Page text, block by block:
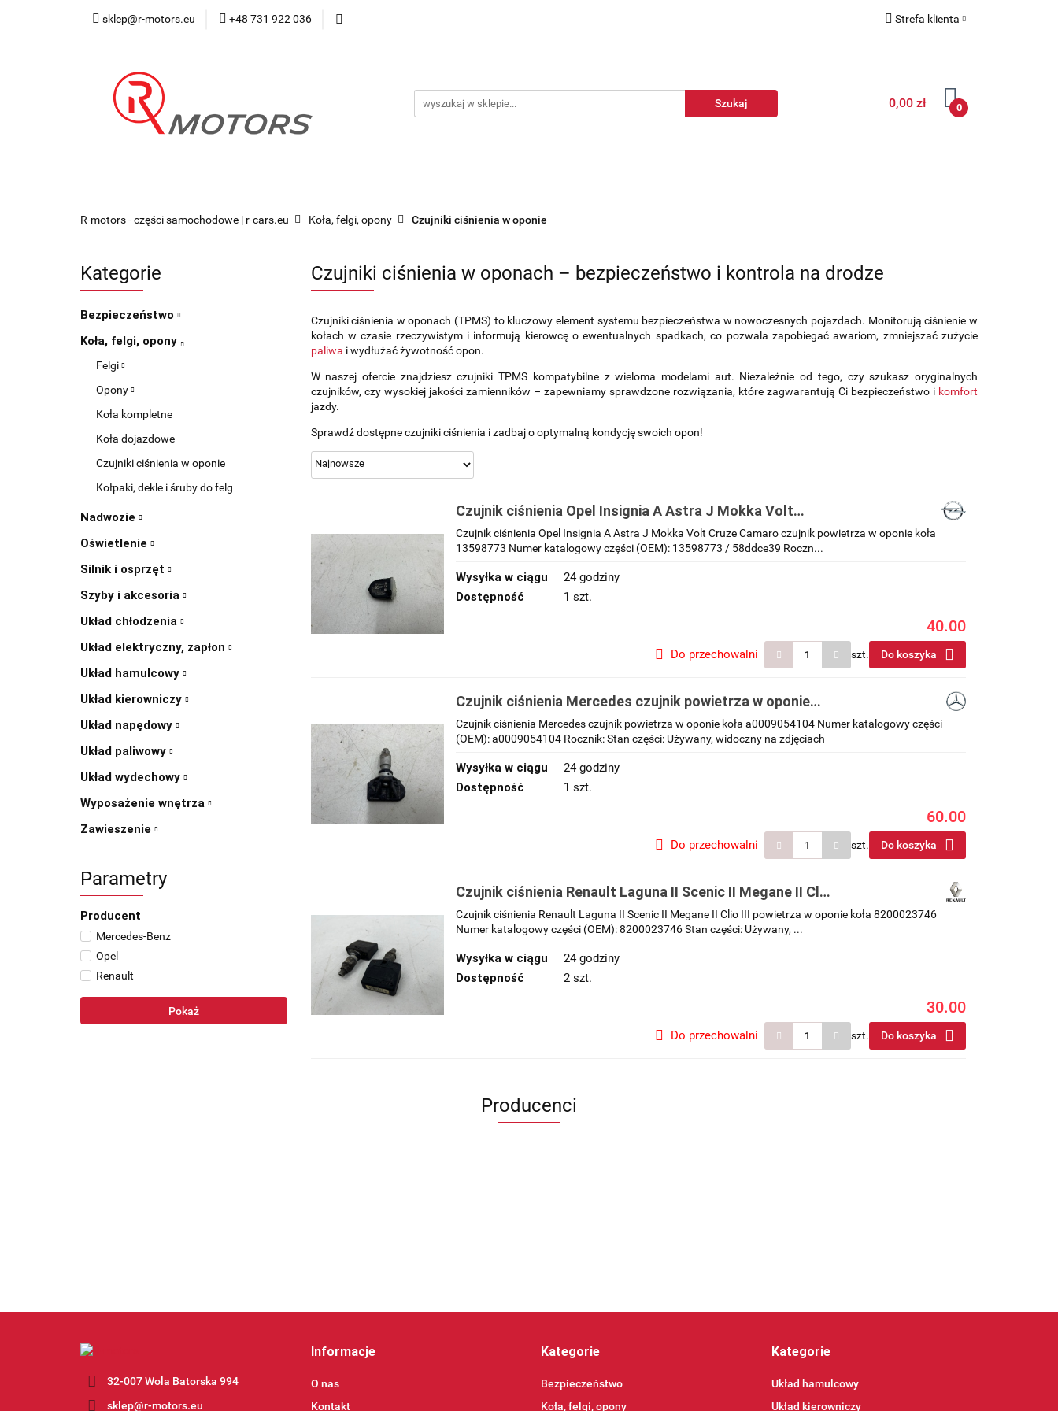
sklep@r-motors.eu +48 731 922 036 Strefa klienta
Dodaj zgłoszenie
0,00 zł 0
R-motors - części samochodowe | r-cars.eu Koła, felgi, opony Czujniki ciśnienia w oponie
Kategorie
Bezpieczeństwo
Koła, felgi, opony
Felgi
Opony
Koła kompletne
Koła dojazdowe
Czujniki ciśnienia w oponie
Kołpaki, dekle i śruby do felg
Nadwozie
Oświetlenie
Silnik i osprzęt
Szyby i akcesoria
Układ chłodzenia
Układ elektryczny, zapłon
Układ hamulcowy
Układ kierowniczy
Układ napędowy
Układ paliwowy
Układ wydechowy
Wyposażenie wnętrza
Zawieszenie
Parametry
Producent
Mercedes-Benz
Opel
Renault
Pokaż
Czujniki ciśnienia w oponach – bezpieczeństwo i kontrola na drodze
Czujniki ciśnienia w oponach (TPMS) to kluczowy element systemu bezpieczeństwa w nowoczesnych pojazdach. Monitorują ciśnienie w
kołach w czasie rzeczywistym i informują kierowcę o ewentualnych spadkach, co pozwala zapobiegać awariom, zmniejszać zużycie
paliwa i wydłużać żywotność opon.
W naszej ofercie znajdziesz czujniki TPMS kompatybilne z wieloma modelami aut. Niezależnie od tego, czy szukasz oryginalnych
czujników, czy wysokiej jakości zamienników – zapewniamy sprawdzone rozwiązania, które zagwarantują Ci bezpieczeństwo i komfort
jazdy.
Sprawdź dostępne czujniki ciśnienia i zadbaj o optymalną kondycję swoich opon!
Czujnik ciśnienia Opel Insignia A Astra J Mokka Volt
Cruze Camaro czujnik powietrza w oponie koła 13598773
Czujnik ciśnienia Opel Insignia A Astra J Mokka Volt Cruze Camaro czujnik powietrza w oponie koła
13598773 Numer katalogowy części (OEM): 13598773 / 58ddce39 Roczn...
Wysyłka w ciągu
24 godziny
Dostępność
1 szt.
40.00
szt. Do koszyka
Do przechowalni
Czujnik ciśnienia Mercedes czujnik powietrza w oponie
koła a0009054104
Czujnik ciśnienia Mercedes czujnik powietrza w oponie koła a0009054104 Numer katalogowy części
(OEM): a0009054104 Rocznik: Stan części: Używany, widoczny na zdjęciach
Wysyłka w ciągu
24 godziny
Dostępność
1 szt.
60.00
szt. Do koszyka
Do przechowalni
Czujnik ciśnienia Renault Laguna II Scenic II Megane II Clio
III powietrza w oponie koła 8200023746
Czujnik ciśnienia Renault Laguna II Scenic II Megane II Clio III powietrza w oponie koła 8200023746
Numer katalogowy części (OEM): 8200023746 Stan części: Używany, ...
Wysyłka w ciągu
24 godziny
Dostępność
2 szt.
30.00
szt. Do koszyka
Do przechowalni
Producenci
32-007 Wola Batorska 994
sklep@r-motors.eu
Informacje
O nas
Kontakt
Kategorie
Bezpieczeństwo
Koła, felgi, opony
Kategorie
Układ hamulcowy
Układ kierowniczy